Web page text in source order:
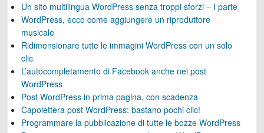
Un sito multilingua WordPress senza troppi sforzi – I parte
WordPress, ecco come aggiungere un riproduttore
musicale
Ridimensionare tutte le immagini WordPress con un solo
clic
L’autocompletamento di Facebook anche nei post
WordPress
Post WordPress in prima pagina, con scadenza
Capolettera post WordPress: bastano pochi clic!
Programmare la pubblicazione di tutte le bozze WordPress